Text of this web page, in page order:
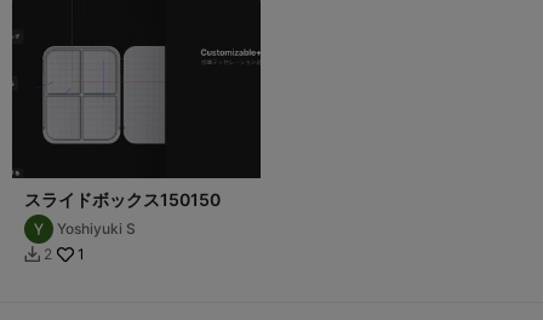
スライドボックス150150
Yoshiyuki S
 2 1